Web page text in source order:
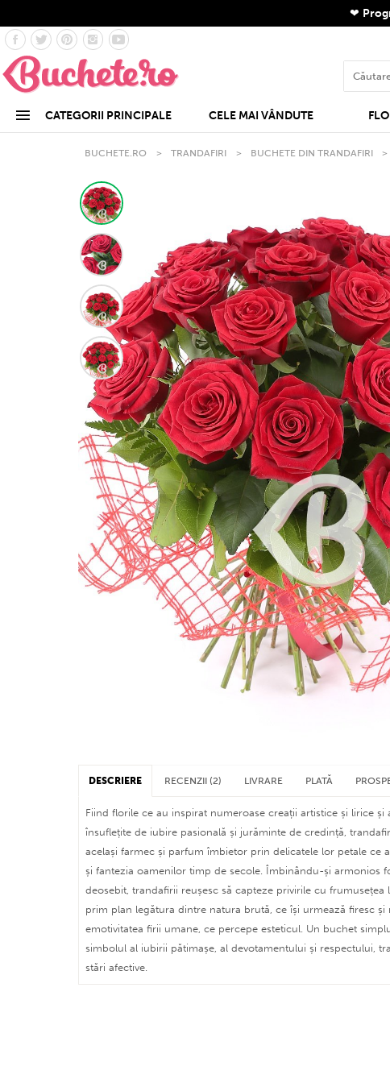
CATEGORII PRINCIPALE CELE MAI VÂNDUTE
❤
BUCHETE.RO > TRANDAFIRI > BUCHETE DIN TRANDAFIRI >
DESCRIERE RECENZII (2) LIVRARE PLATĂ
Fiind florile ce au inspirat numeroase creații artistice și lirice și
însuflețite de iubire pasională și jurăminte de credință,
același farmec și parfum îmbietor prin delicatele lor petale ce
și fantezia oamenilor timp de secole. Îmbinându-și armonios
deosebit, trandafirii reușesc să capteze privirile cu
prim plan legătura dintre natura brută, ce își urmează firesc și
emotivitatea firii umane, ce percepe esteticul. Un buchet
simbolul al iubirii pătimașe, al devotamentului și respectului,
stări afective.